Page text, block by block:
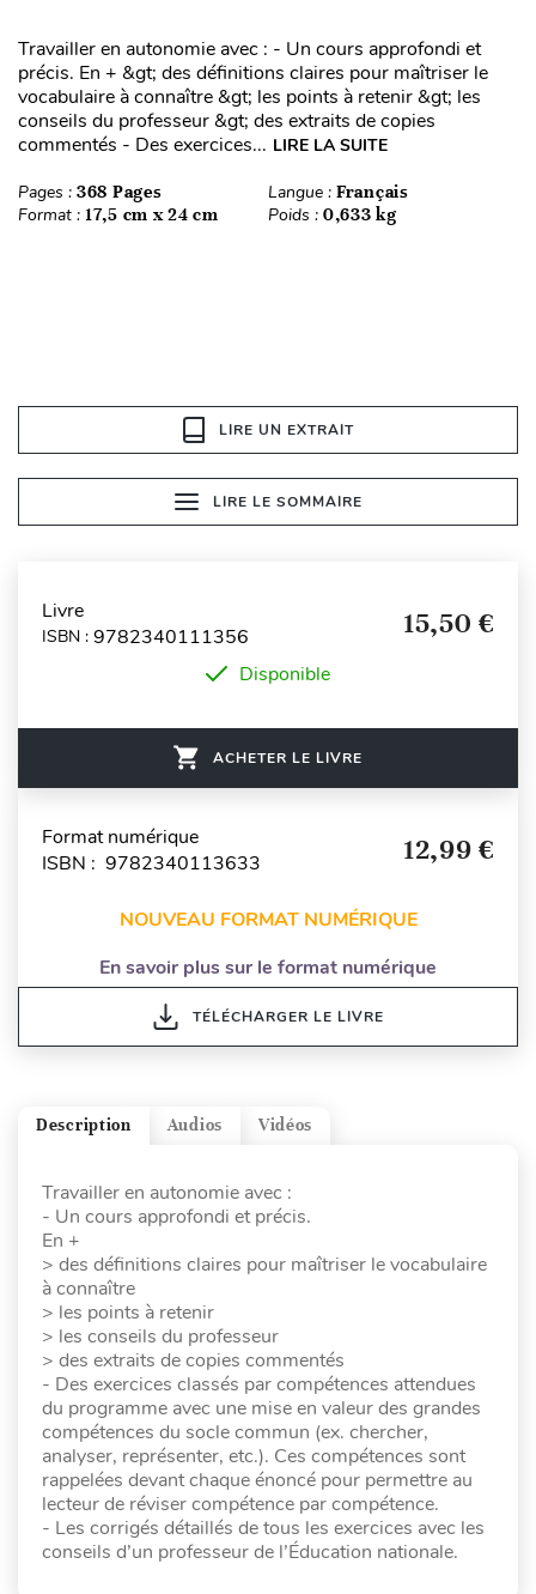
Travailler en autonomie avec : - Un cours approfondi et
précis. En + &gt; des définitions claires pour maîtriser le
vocabulaire à connaître &gt; les points à retenir &gt; les
conseils du professeur &gt; des extraits de copies
commentés - Des exercices... LIRE LA SUITE
Pages : 368 Pages Langue : Français
Format : 17,5 cm x 24 cm Poids : 0,633 kg
LIRE UN EXTRAIT
LIRE LE SOMMAIRE
Livre
ISBN : 9782340111356 15,50 €
Disponible
ACHETER LE LIVRE
Format numérique
ISBN : 9782340113633
12,99 €
NOUVEAU FORMAT NUMÉRIQUE
En savoir plus sur le format numérique
TÉLÉCHARGER LE LIVRE
Vidéos
Audios
Description
Travailler en autonomie avec :
- Un cours approfondi et précis.
En +
> des définitions claires pour maîtriser le vocabulaire
à connaître
> les points à retenir
> les conseils du professeur
> des extraits de copies commentés
- Des exercices classés par compétences attendues
du programme avec une mise en valeur des grandes
compétences du socle commun (ex. chercher,
analyser, représenter, etc.). Ces compétences sont
rappelées devant chaque énoncé pour permettre au
lecteur de réviser compétence par compétence.
- Les corrigés détaillés de tous les exercices avec les
conseils d’un professeur de l’Éducation nationale.